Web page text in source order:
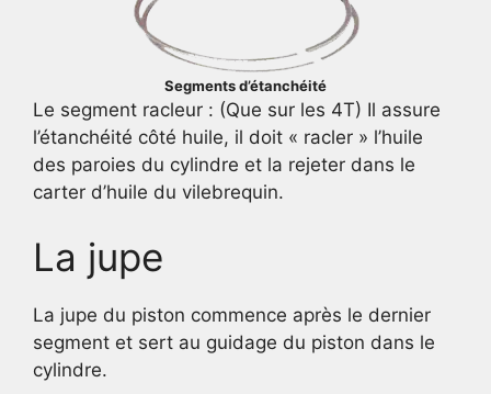
Segments d’étanchéité
Le segment racleur : (Que sur les 4T) Il assure
l’étanchéité côté huile, il doit « racler » l’huile
des paroies du cylindre et la rejeter dans le
carter d’huile du vilebrequin.
La jupe
La jupe du piston commence après le dernier
segment et sert au guidage du piston dans le
cylindre.